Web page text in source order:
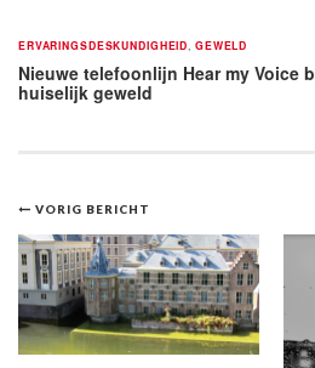
ERVARINGSDESKUNDIGHEID GEWELD
Nieuwe telefoonlijn Hear my Voice
huiselijk geweld
Bericht
navigatie
VORIG BERICHT